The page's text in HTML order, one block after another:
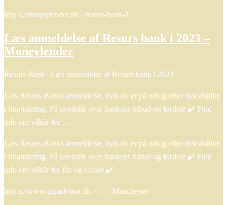
http s://moneylender.dk › resurs-bank-2
Læs anmeldelse af Resurs bank i 2023 –
Moneylender
Resurs Bank | Læs anmeldelse af Resurs bank i 2023
Læs Resurs Banks anmeldelse, hvis du er på udkig efter fleksibilitet
i finansiering. Få overblik over bankens tilbud og fordele ✔️ Find
info om vilkår for …
Læs Resurs Banks anmeldelse, hvis du er på udkig efter fleksibilitet
i finansiering. Få overblik over bankens tilbud og fordele ✔️ Find
info om vilkår for lån og aftaler ✔️
http s://www.tripadvisor.dk › … › Manchester